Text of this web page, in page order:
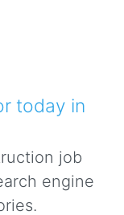
today in
job
engine